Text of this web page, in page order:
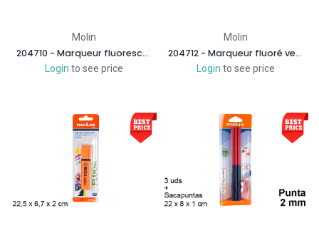
Molin
204710 - Marqueur fluorescent bleu
Login to see price
Molin
204712 - Marqueur fluoré vert
Login to see price